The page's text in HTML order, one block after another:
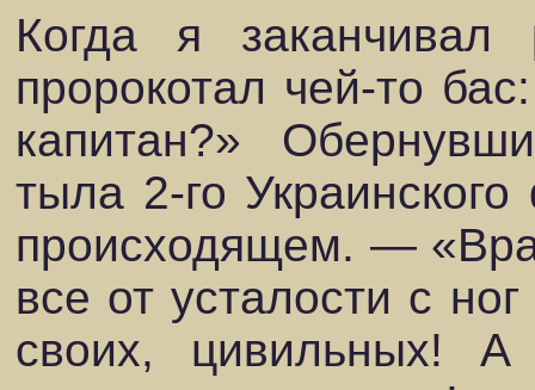
Когда я
пророкотал чей-то
капитан?»
тыла 2-го
происходящем. —
все от усталости с
своих, цивильных!